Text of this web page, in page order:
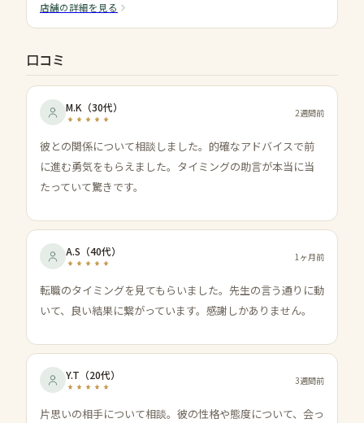
店舗の詳細を見る
口コミ
M.K （30代） 2週間前
彼との関係について相談しました。的確なアドバイスで前
に進む勇気をもらえました。タイミングの助言が本当に当
たっていて驚きです。
A.S （40代） 1ヶ月前
転職のタイミングを見てもらいました。先生の言う通りに動
いて、良い結果に繋がっています。感謝しかありません。
Y.T （20代） 3週間前
片思いの相手について相談。彼の性格や態度について、会っ